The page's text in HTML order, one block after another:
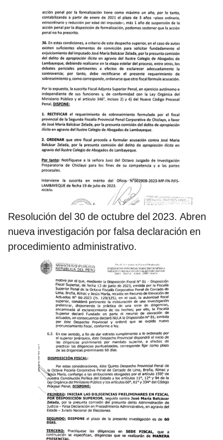
Resolución del 30 de octubre del 2023. Abren
nueva investigación por falsa declaración en
procedimiento administrativo.